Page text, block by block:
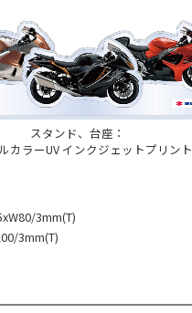
スタンド、台座：
カラーUV インクジェットプリント
3mm(T)
3mm(T)